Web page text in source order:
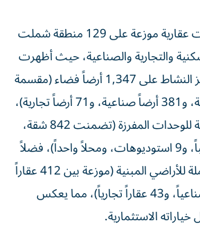
شهدت الإمارة تعاملات عقارية موزعة على 129 منطقة شملت
والتجارية والصناعية، حيث أظهرت
تفاصيل التداولات تركز النشاط على 1,347 أرضاً فضاء (مقسمة
بواقع 895 أرضاً سكنية، و381 أرضاً صناعية، و71 أرضاً تجارية)،
إلى جانب 894 معاملة للوحدات المفرزة (تضمنت 842 شقة،
و25 موقفاً، و17 مكتباً، و9 استوديوهات، ومحلاً واحداً)، فضلاً
عن تسجيل 643 معاملة للأراضي المبنية (موزعة بين 412 عقاراً
سكنياً، و188 عقاراً صناعياً، و43 عقاراً تجارياً)، مما يعكس
الاستثمارية.